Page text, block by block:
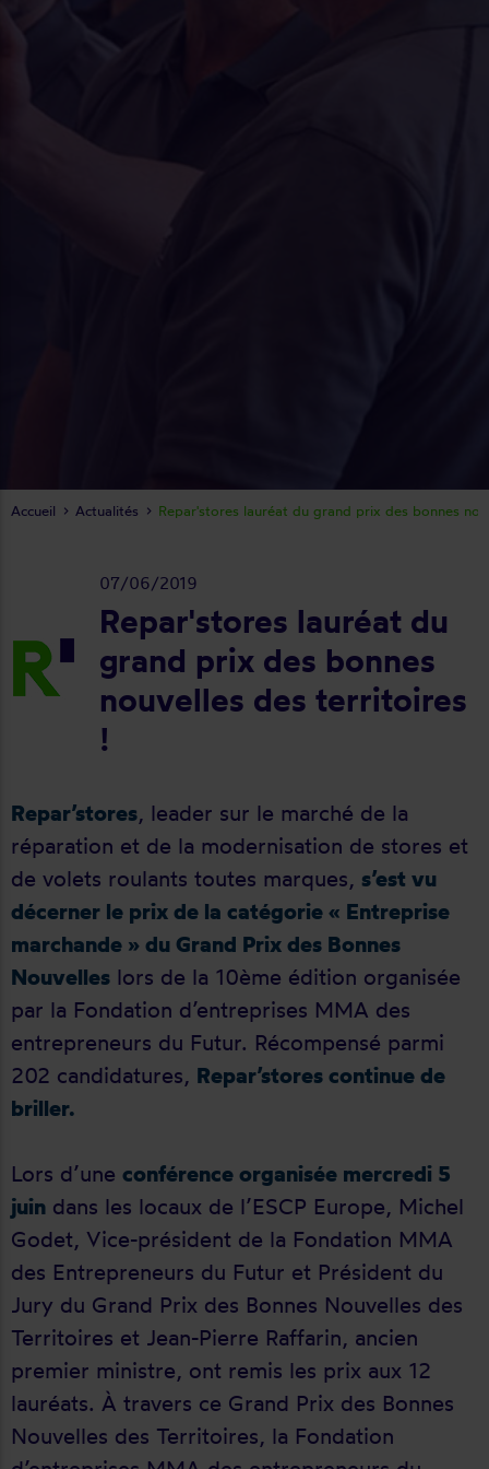
07/06/2019
Repar'stores lauréat du
grand prix des bonnes
nouvelles des territoires
!
Repar’stores, leader sur le marché de la
réparation et de la modernisation de stores et
de volets roulants toutes marques, s’est vu
décerner le prix de la catégorie « Entreprise
marchande » du Grand Prix des Bonnes
Nouvelles lors de la 10ème édition organisée
par la Fondation d’entreprises MMA des
entrepreneurs du Futur. Récompensé parmi
202 candidatures, Repar’stores continue de
briller.
Lors d’une conférence organisée mercredi 5
juin dans les locaux de l’ESCP Europe, Michel
Godet, Vice-président de la Fondation MMA
des Entrepreneurs du Futur et Président du
Jury du Grand Prix des Bonnes Nouvelles des
Territoires et Jean-Pierre Raffarin, ancien
premier ministre, ont remis les prix aux 12
lauréats. À travers ce Grand Prix des Bonnes
Nouvelles des Territoires, la Fondation
Accueil Actualités Repar'stores lauréat du grand prix des bonnes